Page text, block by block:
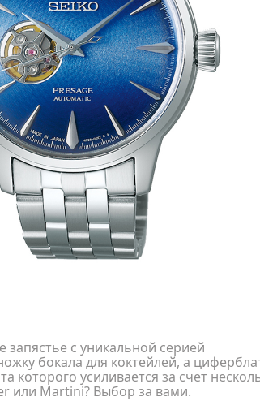
с уникальной серией
бокала для коктейлей, а
усиливается за счет
или Martini? Выбор за вами.